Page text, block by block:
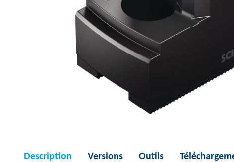
Description Versions Outils